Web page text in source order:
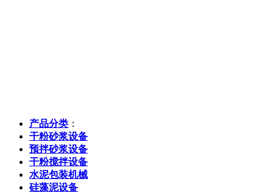
产品分类 ：
干粉砂浆设备
预拌砂浆设备
干粉搅拌设备
水泥包装机械
硅藻泥设备